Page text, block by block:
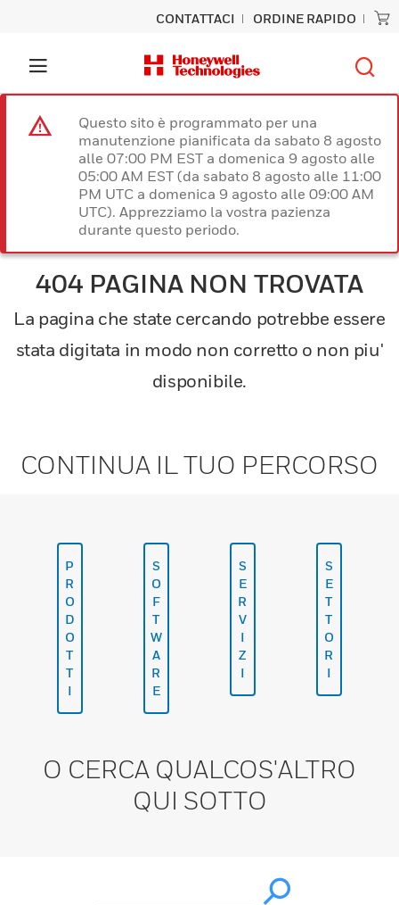
CONTATTACI ORDINE RAPIDO
Questo sito è programmato per una
manutenzione pianificata da sabato 8 agosto
alle 07:00 PM EST a domenica 9 agosto alle
05:00 AM EST (da sabato 8 agosto alle 11:00
PM UTC a domenica 9 agosto alle 09:00 AM
UTC). Apprezziamo la vostra pazienza
durante questo periodo.
404 PAGINA NON TROVATA
La pagina che state cercando potrebbe essere
stata digitata in modo non corretto o non piu'
disponibile.
CONTINUA IL TUO PERCORSO
P
R
O
D
O
T
T
I
S
O
F
T
W
A
R
E
S
E
R
V
I
Z
I
S
E
T
T
O
R
I
O CERCA QUALCOS'ALTRO
QUI SOTTO